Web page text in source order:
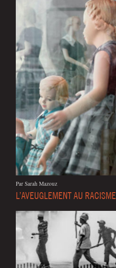
Par Sarah Mazouz
L’AVEUGLEMENT AU RACISME